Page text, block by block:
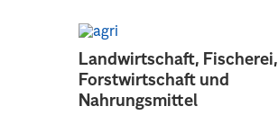
Landwirtschaft, Fischerei,
Forstwirtschaft und
Nahrungsmittel